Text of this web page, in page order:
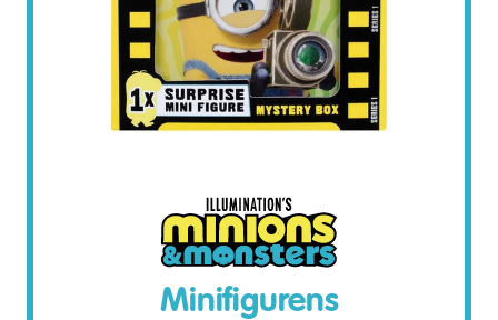
Minifigurens